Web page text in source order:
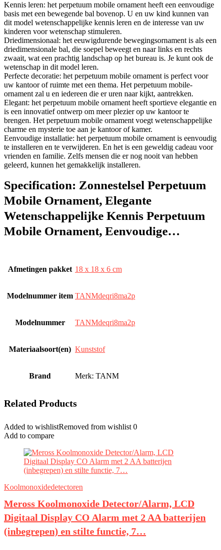
Kennis leren: het perpetuum mobile ornament heeft een eenvoudige
basis met een bewegende bal bovenop. U en uw kind kunnen van
dit model wetenschappelijke kennis leren en de interesse van uw
kinderen voor wetenschap stimuleren.
Driedimensionaal: het eeuwigdurende bewegingsornament is als een
driedimensionale bal, die soepel beweegt en naar links en rechts
zwaait, wat een prachtig landschap op het bureau is. Je kunt ook de
wetenschap in dit model leren.
Perfecte decoratie: het perpetuum mobile ornament is perfect voor
uw kantoor of ruimte met een thema. Het perpetuum mobile-
ornament zal u en iedereen die er uren naar kijkt, aantrekken.
Elegant: het perpetuum mobile ornament heeft sportieve elegantie en
is een innovatief ontwerp om meer plezier op uw kantoor te
brengen. Het perpetuum mobile ornament voegt wetenschappelijke
charme en mysterie toe aan je kantoor of kamer.
Eenvoudige installatie: het perpetuum mobile ornament is eenvoudig
te installeren en te verwijderen. En het is een geweldig cadeau voor
vrienden en familie. Zelfs mensen die er nog nooit van hebben
geleerd, kunnen het gemakkelijk installeren.
Specification: Zonnestelsel Perpetuum
Mobile Ornament, Elegante
Wetenschappelijke Kennis Perpetuum
Mobile Ornament, Eenvoudige…
Afmetingen pakket ‎18 x 18 x 6 cm
Modelnummer item ‎TANMdeqri8ma2p
Modelnummer ‎TANMdeqri8ma2p
Materiaalsoort(en) ‎Kunststof
Brand Merk: TANM
Related Products
Added to wishlistRemoved from wishlist 0
Add to compare
Koolmonoxidedetectoren
Meross Koolmonoxide Detector/Alarm, LCD
Digitaal Display CO Alarm met 2 AA batterijen
(inbegrepen) en stilte functie, 7…